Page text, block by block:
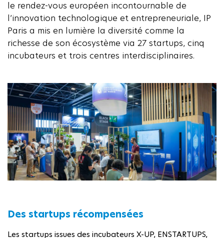
le rendez-vous européen incontournable de
l’innovation technologique et entrepreneuriale, IP
Paris a mis en lumière la diversité comme la
richesse de son écosystème via 27 startups, cinq
incubateurs et trois centres interdisciplinaires.
Des startups récompensées
Les startups issues des incubateurs X-UP, ENSTARTUPS,